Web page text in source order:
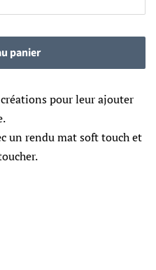
panier
pour leur ajouter
un rendu mat soft touch et